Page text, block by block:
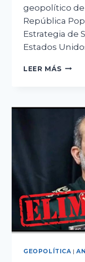
geopolítico de
República
Estrategia de
Estados
LEER MÁS CÓMO
CHINA
GEOPOLÍTICA |